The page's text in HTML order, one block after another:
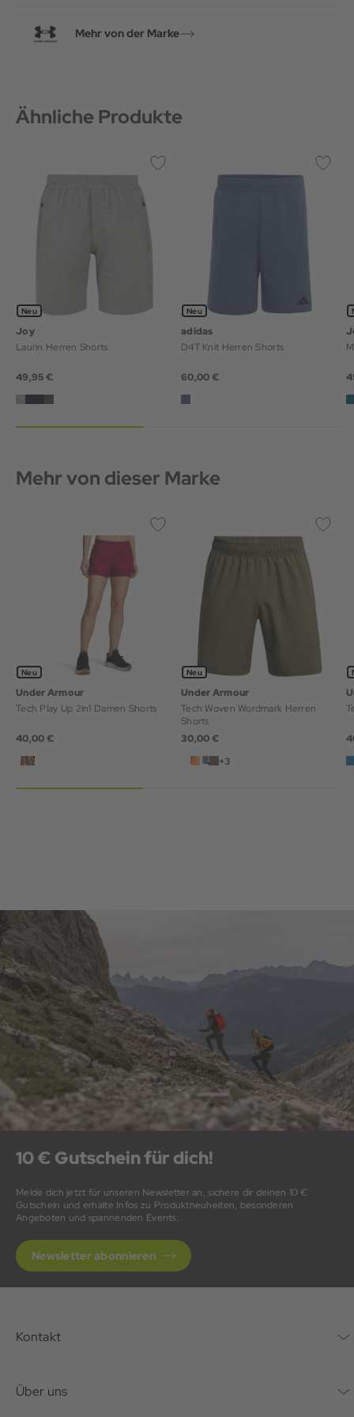
Mehr von der Marke
Ähnliche Produkte
Neu
Joy
Laurin Herren Shorts
49,95 €
Neu
adidas
D4T Knit Herren Shorts
60,00 €
Mehr von dieser Marke
Neu
Under Armour
Tech Play Up 2in1 Damen Shorts
40,00 €
Neu
Under Armour
Tech Woven Wordmark Herren
Shorts
30,00 €
+3
10 € Gutschein für dich!
Melde dich jetzt für unseren Newsletter an, sichere dir deinen 10 €
Gutschein und erhalte Infos zu Produktneuheiten, besonderen
Angeboten und spannenden Events.
Newsletter abonnieren
Kontakt
Über uns